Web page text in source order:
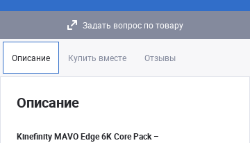
Задать вопрос по товару
Описание Купить вместе Отзывы
Описание
Kinefinity MAVO Edge 6K Core Pack –